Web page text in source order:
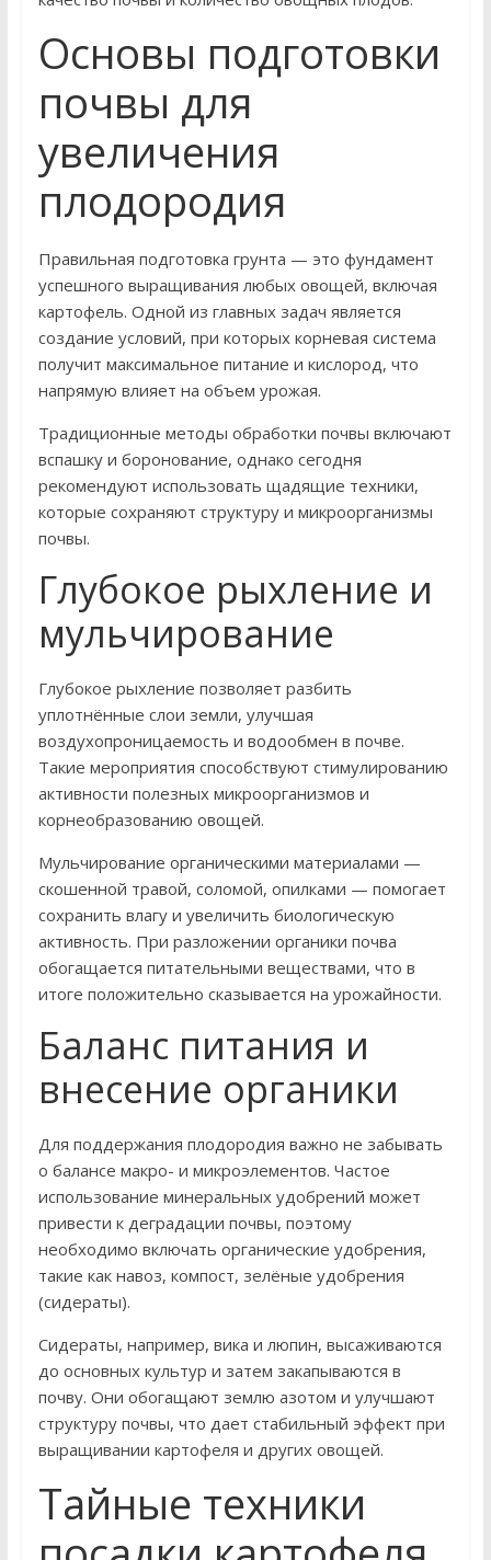
Основы подготовки
почвы для
увеличения
плодородия
Правильная подготовка грунта — это фундамент
успешного выращивания любых овощей, включая
картофель. Одной из главных задач является
создание условий, при которых корневая система
получит максимальное питание и кислород, что
напрямую влияет на объем урожая.
Традиционные методы обработки почвы включают
вспашку и боронование, однако сегодня
рекомендуют использовать щадящие техники,
которые сохраняют структуру и микроорганизмы
почвы.
Глубокое рыхление и
мульчирование
Глубокое рыхление позволяет разбить
уплотнённые слои земли, улучшая
воздухопроницаемость и водообмен в почве.
Такие мероприятия способствуют стимулированию
активности полезных микроорганизмов и
корнеобразованию овощей.
Мульчирование органическими материалами —
скошенной травой, соломой, опилками — помогает
сохранить влагу и увеличить биологическую
активность. При разложении органики почва
обогащается питательными веществами, что в
итоге положительно сказывается на урожайности.
Баланс питания и
внесение органики
Для поддержания плодородия важно не забывать
о балансе макро- и микроэлементов. Частое
использование минеральных удобрений может
привести к деградации почвы, поэтому
необходимо включать органические удобрения,
такие как навоз, компост, зелёные удобрения
(сидераты).
Сидераты, например, вика и люпин, высаживаются
до основных культур и затем закапываются в
почву. Они обогащают землю азотом и улучшают
структуру почвы, что дает стабильный эффект при
выращивании картофеля и других овощей.
Тайные техники